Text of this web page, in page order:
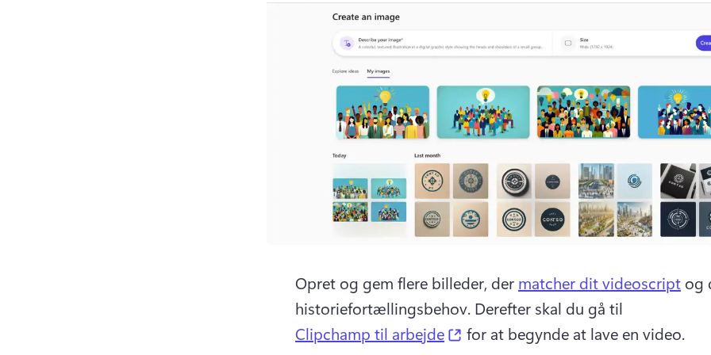
Opret og gem flere billeder, der matcher dit videoscript og
historiefortællingsbehov. Derefter skal du gå til
Clipchamp til arbejde
(opens in a new tab)
for at begynde at lave en video.